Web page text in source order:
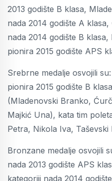
2013 godište B klasa,
nada 2014 godište A
nada 2014 godište B
pionira 2015 godište APS
Srebrne medalje osvojili
pionira 2015 godište B
(Mladenovski Branko,
Majkić Una), kata tim
Petra, Nikola Iva, Taševski
Bronzane medalje osvojili
nada 2013 godište APS
kategoriji nada 2014